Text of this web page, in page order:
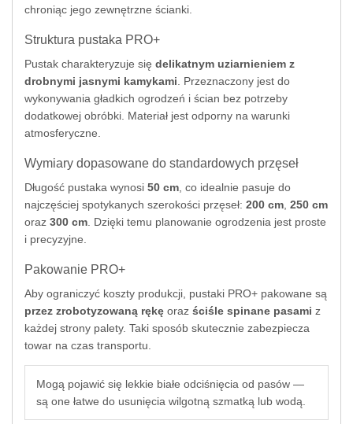
chroniąc jego zewnętrzne ścianki.
Struktura pustaka PRO+
Pustak charakteryzuje się delikatnym uziarnieniem z
drobnymi jasnymi kamykami . Przeznaczony jest do
wykonywania gładkich ogrodzeń i ścian bez potrzeby
dodatkowej obróbki. Materiał jest odporny na warunki
atmosferyczne.
Wymiary dopasowane do standardowych przęseł
Długość pustaka wynosi 50 cm , co idealnie pasuje do
najczęściej spotykanych szerokości przęseł: 200 cm 250 cm
oraz 300 cm . Dzięki temu planowanie ogrodzenia jest proste
i precyzyjne.
Pakowanie PRO+
Aby ograniczyć koszty produkcji, pustaki PRO+ pakowane są
przez zrobotyzowaną rękę oraz ściśle spinane pasami z
każdej strony palety. Taki sposób skutecznie zabezpiecza
towar na czas transportu.
Mogą pojawić się lekkie białe odciśnięcia od pasów —
są one łatwe do usunięcia wilgotną szmatką lub wodą.